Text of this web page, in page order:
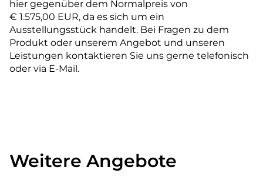
hier gegenüber dem Normalpreis von
€ 1.575,00 EUR, da es sich um ein
Ausstellungsstück handelt. Bei Fragen zu dem
Produkt oder unserem Angebot und unseren
Leistungen kontaktieren Sie uns gerne telefonisch
oder via E-Mail.
Weitere Angebote